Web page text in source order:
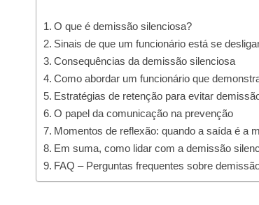
O que é demissão silenciosa?
Sinais de que um funcionário está se
Consequências da demissão silenciosa
Como abordar um funcionário que
Estratégias de retenção para evitar
O papel da comunicação na prevenção
Momentos de reflexão: quando a saída é a
Em suma, como lidar com a demissão
FAQ – Perguntas frequentes sobre